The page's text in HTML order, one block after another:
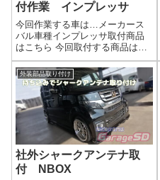
付作業 インプレッサ
今回作業する車は…メーカース
バル車種インプレッサ取付商品
はこちら 今回取付する商品は…
柿本マフラー作業写真マフラー
持ち込み時の注意点マフラー持
ち込み時の注意点交換マフラー
の部品は揃っているかガスケッ
トは新品で用意してあるか曲が
りなどが無いか...
外装部品取り付け
社外シャークアンテナ取
付 NBOX